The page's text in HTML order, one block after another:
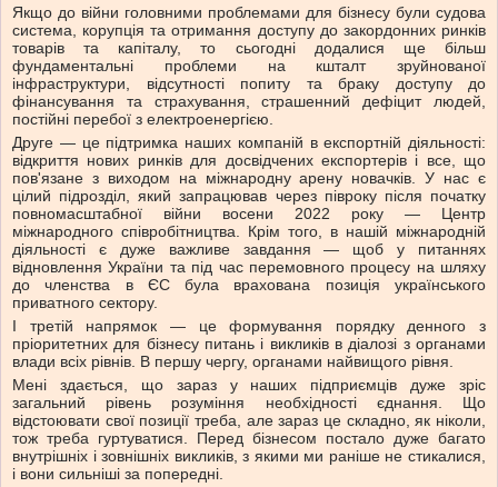
Якщо до війни головними проблемами для бізнесу були судова
система, корупція та отримання доступу до закордонних ринків
товарів та капіталу, то сьогодні додалися ще більш
фундаментальні проблеми на кшталт зруйнованої
інфраструктури, відсутності попиту та браку доступу до
фінансування та страхування, страшенний дефіцит людей,
постійні перебої з електроенергією.
Друге — це підтримка наших компаній в експортній діяльності:
відкриття нових ринків для досвідчених експортерів і все, що
пов'язане з виходом на міжнародну арену новачків. У нас є
цілий підрозділ, який запрацював через півроку після початку
повномасштабної війни восени 2022 року — Центр
міжнародного співробітництва. Крім того, в нашій міжнародній
діяльності є дуже важливе завдання — щоб у питаннях
відновлення України та під час перемовного процесу на шляху
до членства в ЄС була врахована позиція українського
приватного сектору.
І третій напрямок — це формування порядку денного з
пріоритетних для бізнесу питань і викликів в діалозі з органами
влади всіх рівнів. В першу чергу, органами найвищого рівня.
Мені здається, що зараз у наших підприємців дуже зріс
загальний рівень розуміння необхідності єднання. Що
відстоювати свої позиції треба, але зараз це складно, як ніколи,
тож треба гуртуватися. Перед бізнесом постало дуже багато
внутрішніх і зовнішніх викликів, з якими ми раніше не стикалися,
і вони сильніші за попередні.